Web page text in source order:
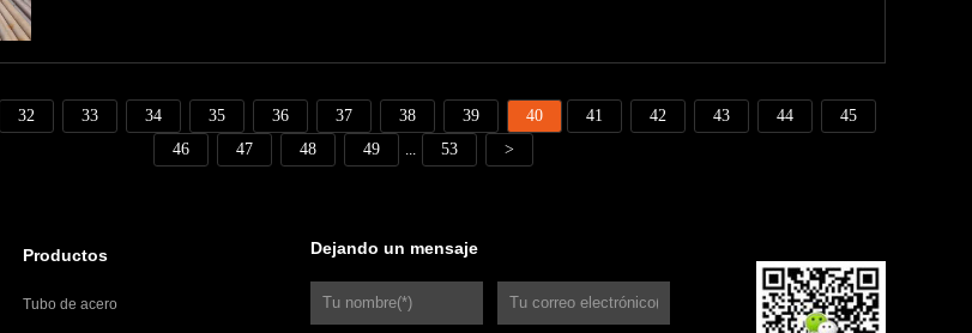
32 33 34 35 36 37 38 39 40 41 42 43 44
45
46
47 48 49 ... 53 >
Productos
Tubo de acero
Dejando un mensaje